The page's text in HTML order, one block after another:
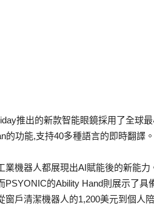
推出的新款智能眼鏡採用了全球
功能,支持40多種語言的即時翻譯。
機器人都展現出AI賦能後的新能力
PSYONIC的Ability Hand則展示了具
戶清潔機器人的1,200美元到個人